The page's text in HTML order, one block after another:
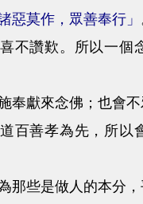
諸惡莫作，眾善奉行」
不讚歎。所以一個
獻來念佛；也會不
百善孝為先，所以
些是做人的本分，